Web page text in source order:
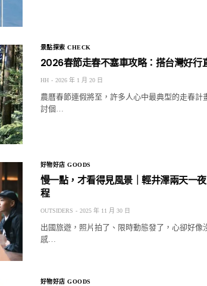
景點探索 CHECK
2026春節走春不塞車攻略：搭台灣好行
HH 2026 年 1 月 20 日
農曆春節連假將至，許多人心中最典型的走春計
討個…
好物好店 GOODS
慢一點，才看得見風景｜輕井澤兩天
程
OUTSIDERS 2025 年 11 月 30 日
出國旅遊，照片拍了、限時動態發了，心卻好
感…
好物好店 GOODS